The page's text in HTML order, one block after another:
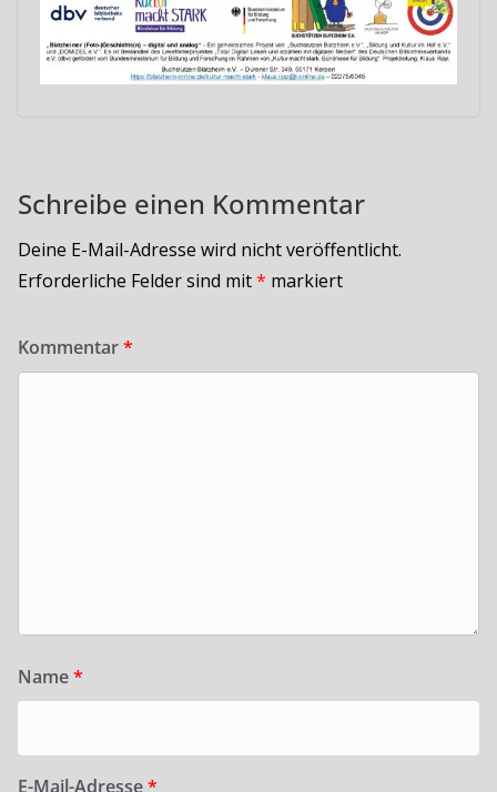
Schreibe einen Kommentar
Deine E-Mail-Adresse wird nicht veröffentlicht.
Erforderliche Felder sind mit* markiert
Kommentar*
Name*
E-Mail-Adresse*